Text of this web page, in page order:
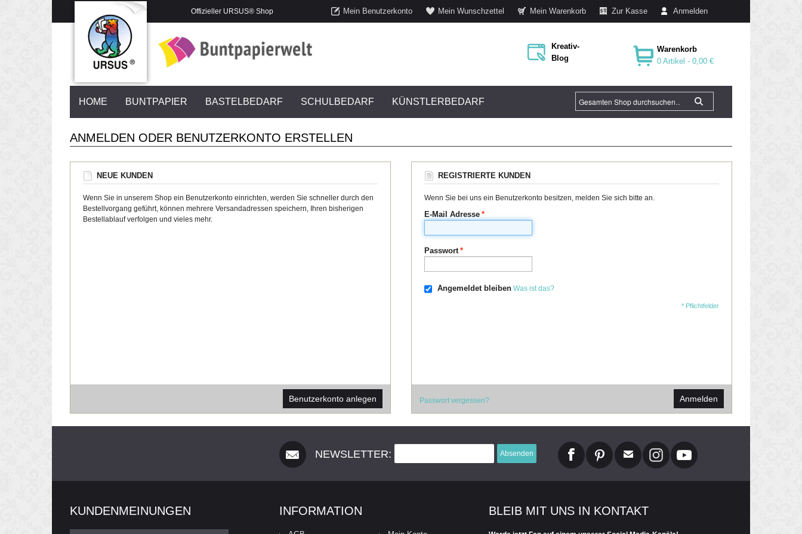
Offizieller URSUS® Shop Mein Benutzerkonto Mein Wunschzettel Mein Warenkorb Zur Kasse Anmelden
Kreativ-
Blog
Warenkorb
0 Artikel -0,00 €
HOME BUNTPAPIER BASTELBEDARF SCHULBEDARF KÜNSTLERBEDARF
ANMELDEN ODER BENUTZERKONTO ERSTELLEN
NEUE KUNDEN
Wenn Sie in unserem Shop ein Benutzerkonto einrichten, werden Sie schneller durch den
Bestellvorgang geführt, können mehrere Versandadressen speichern, Ihren bisherigen
Bestellablauf verfolgen und vieles mehr.
REGISTRIERTE KUNDEN
Wenn Sie bei uns ein Benutzerkonto besitzen, melden Sie sich bitte an.
*
E-Mail Adresse
*
Passwort
Angemeldet bleiben Was ist das?
* Pflichtfelder
Benutzerkonto anlegen Passwort vergessen? Anmelden
NEWSLETTER: Absenden
KUNDENMEINUNGEN INFORMATION BLEIB MIT UNS IN KONTAKT